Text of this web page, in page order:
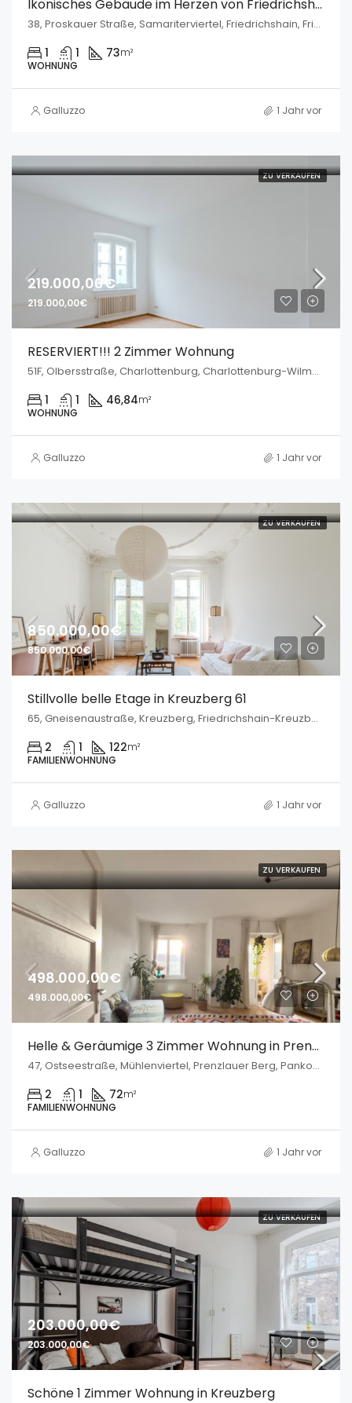
Ikonisches Gebäude im Herzen von Friedrichshain
38, Proskauer Straße, Samariterviertel, Friedrichshain, Friedrichshain-Kreuzberg, Berlin, 10247, Deutschland
1 1 73m²
WOHNUNG
Galluzzo 1 Jahr vor
ZU VERKAUFEN
219.000,00€
219.000,00€
RESERVIERT!!! 2 Zimmer Wohnung
51F, Olbersstraße, Charlottenburg, Charlottenburg-Wilmersdorf, Berlin, 10589, Deutschland
1 1 46,84m²
WOHNUNG
Galluzzo 1 Jahr vor
ZU VERKAUFEN
850.000,00€
850.000,00€
Stillvolle belle Etage in Kreuzberg 61
65, Gneisenaustraße, Kreuzberg, Friedrichshain-Kreuzberg, Berlin, 10961, Deutschland
2 1 122m²
FAMILIENWOHNUNG
Galluzzo 1 Jahr vor
ZU VERKAUFEN
498.000,00€
498.000,00€
Helle & Geräumige 3 Zimmer Wohnung in Prenzlauer Berg
47, Ostseestraße, Mühlenviertel, Prenzlauer Berg, Pankow, Berlin, 10409, Deutschland
2 1 72m²
FAMILIENWOHNUNG
Galluzzo 1 Jahr vor
ZU VERKAUFEN
203.000,00€
203.000,00€
Schöne 1 Zimmer Wohnung in Kreuzberg